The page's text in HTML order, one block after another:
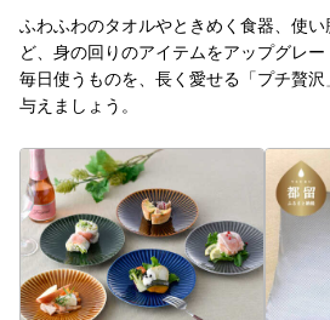
ふわふわのタオルやときめく食器、使
ど、身の回りのアイテムをアップグレー
毎日使うものを、長く愛せる「プチ贅
与えましょう。